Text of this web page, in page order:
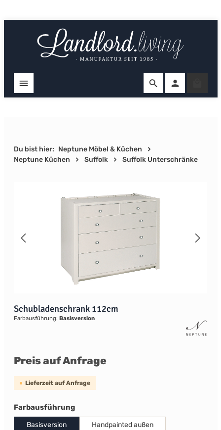
Du bist hier: Neptune Möbel & Küchen
Neptune Küchen
Suffolk Suffolk Unterschränke
Schubladenschrank 112cm
Farbausführung: Basisversion
Preis auf Anfrage
Lieferzeit auf Anfrage
Farbausführungauswählen
Basisversion
Handpainted außen